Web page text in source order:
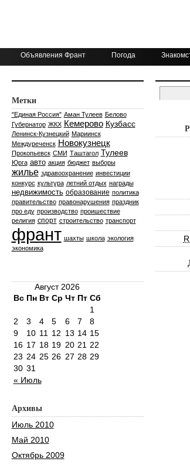
Объявления Франт Погода
Метки
"Единая Россия" Аман Тулеев Белово
Губернатор ЖКХ Кемерово Кузбасс
Ленинск-Кузнецкий Мариинск
Междуреченск Новокузнецк
Прокопьевск СМИ Таштагол Тулеев
Юрга авто акция бюджет выборы
жилье здравоохранение инвестиции
конкурс культура летний отдых награды
недвижимость образование политика
правительство правонарушения праздник
про еду производство проишествие
религия спорт строительство транспорт
франт шахты школа экология
экономика
Август 2026
Вс Пн Вт Ср Чт Пт Сб
« Июль
1
2
3 4 5 6 7
8
9
10 11 12 13 14 15
16 17 18 19 20 21 22
23 24 25 26 27 28 29
30 31
Архивы
Июль 2010
Май 2010
Октябрь 2009